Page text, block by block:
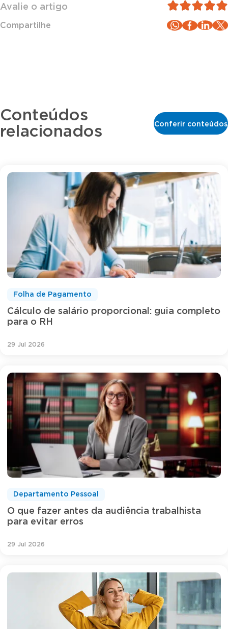
Avalie o artigo
Compartilhe
Conteúdos
relacionados
Conferir conteúdos
Cálculo de salário proporcional: guia completo
para o RH
Folha de Pagamento
29 Jul 2026
O que fazer antes da audiência trabalhista
para evitar erros
Departamento Pessoal
29 Jul 2026